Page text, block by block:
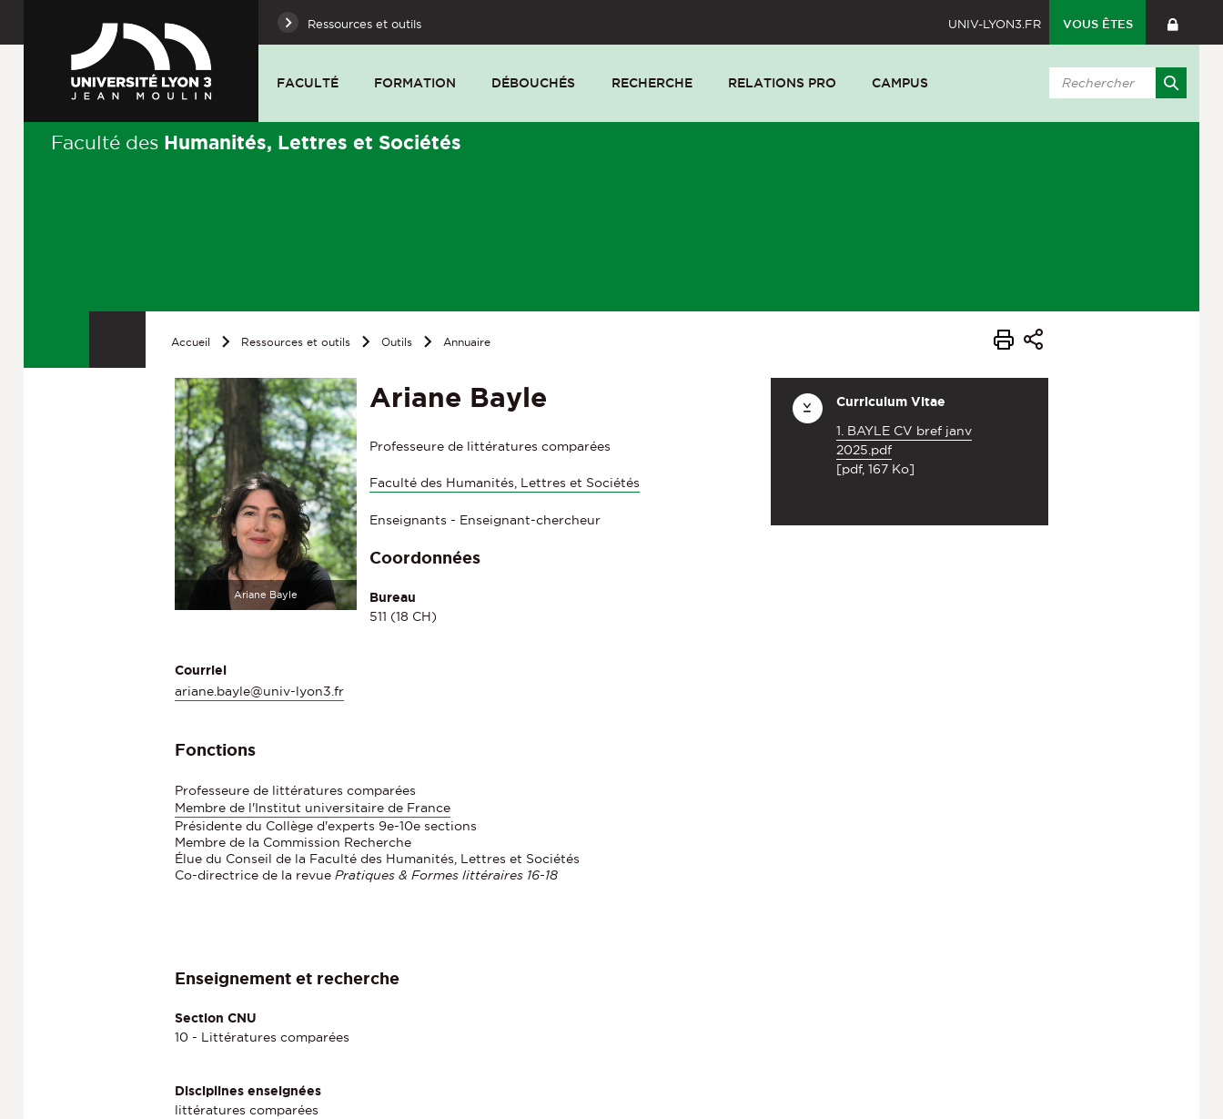
Ressources et outils UNIV-LYON3.FR VOUS ÊTES
FACULTÉ FORMATION DÉBOUCHÉS RECHERCHE RELATIONS PRO CAMPUS
Faculté des Humanités, Lettres et Sociétés
Accueil Ressources et outils Outils Annuaire
Ariane Bayle
Ariane Bayle
Professeure de littératures comparées
Faculté des Humanités, Lettres et Sociétés
Enseignants - Enseignant-chercheur
Coordonnées
Bureau
511 (18 CH)
Courriel
ariane.bayle@univ-lyon3.fr
Fonctions
Professeure de littératures comparées
Membre de l'Institut universitaire de France
Présidente du Collège d'experts 9e-10e sections
Membre de la Commission Recherche
Élue du Conseil de la Faculté des Humanités, Lettres et Sociétés
Co-directrice de la revue Pratiques & Formes littéraires 16-18
Enseignement et recherche
Section CNU
10 - Littératures comparées
Disciplines enseignées
littératures comparées
Curriculum Vitae
1. BAYLE CV bref janv
2025.pdf
[pdf, 167 Ko]